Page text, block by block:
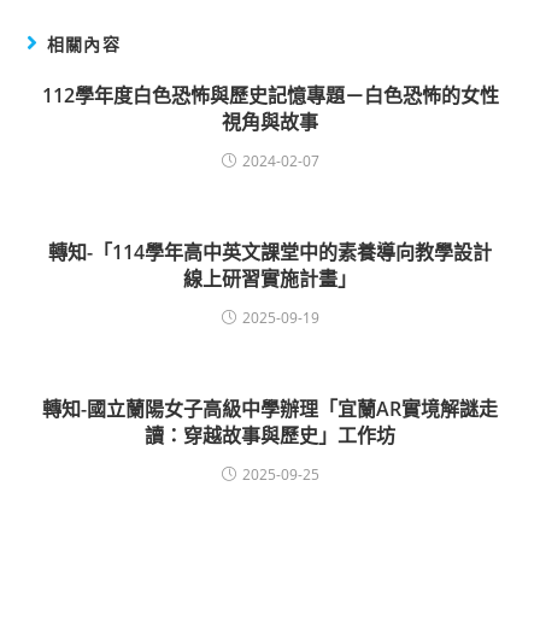
相關內容
112學年度白色恐怖與歷史記憶專題－白色恐怖的女性
視角與故事
2024-02-07
轉知-「114學年高中英文課堂中的素養導向教學設計
線上研習實施計畫」
2025-09-19
轉知-國立蘭陽女子高級中學辦理「宜蘭AR實境解謎走
讀：穿越故事與歷史」工作坊
2025-09-25